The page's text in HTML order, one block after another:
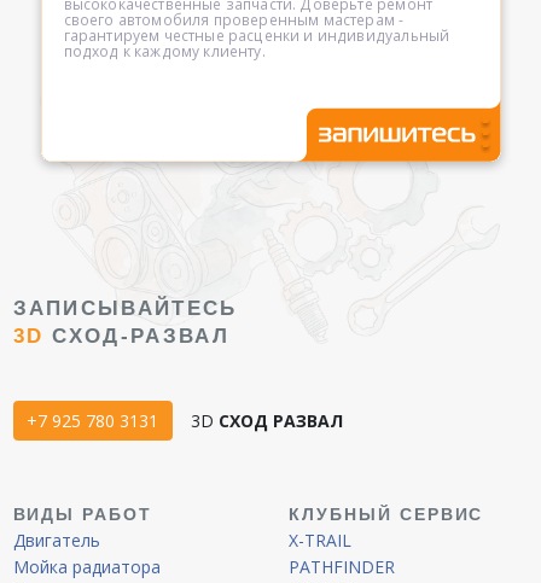
высококачественные запчасти. Доверьте ремонт
своего автомобиля проверенным мастерам -
гарантируем честные расценки и индивидуальный
подход к каждому клиенту.
ЗАПИСЫВАЙТЕСЬ
3D СХОД-РАЗВАЛ
+7 925 780 3131 3D СХОД РАЗВАЛ
ВИДЫ РАБОТ
Двигатель
Мойка радиатора
КЛУБНЫЙ СЕРВИС
X-TRAIL
PATHFINDER